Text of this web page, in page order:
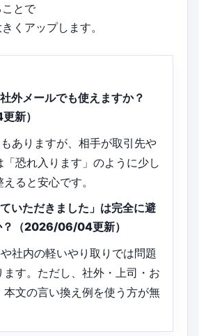
とで
くアップします。
外メールでも使えますか？
新）
ありますが、相手が取引先や
「恐れ入ります」のように少し
ると安心です。
いただきました」は完全に避
？（2026/06/04更新）
社内の軽いやり取りでは問題
ます。ただし、社外・上司・お
本文の言い換え例を使う方が無